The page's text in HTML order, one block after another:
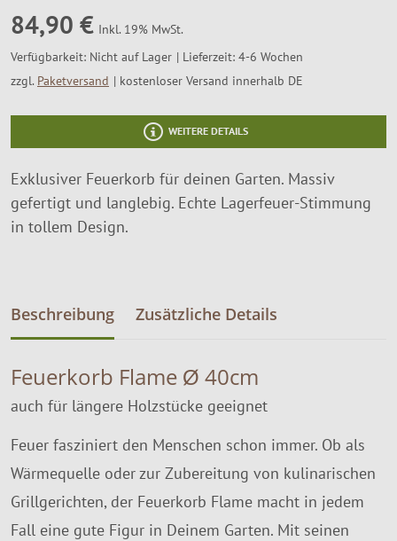
84,90 € Inkl. 19% MwSt.
Verfügbarkeit: Nicht auf Lager
Lieferzeit: 4-6 Wochen
zzgl. Paketversand kostenloser Versand innerhalb DE
WEITERE DETAILS
Exklusiver Feuerkorb für deinen Garten. Massiv
gefertigt und langlebig. Echte Lagerfeuer-Stimmung
in tollem Design.
Beschreibung Zusätzliche Details
Feuerkorb Flame Ø 40cm
auch für längere Holzstücke geeignet
Feuer fasziniert den Menschen schon immer. Ob als
Wärmequelle oder zur Zubereitung von kulinarischen
Grillgerichten, der Feuerkorb Flame macht in jedem
Fall eine gute Figur in Deinem Garten. Mit seinen